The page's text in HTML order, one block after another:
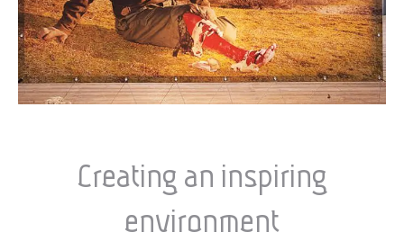
Creating an inspiring
environment